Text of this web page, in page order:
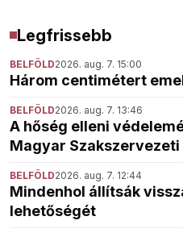
Legfrissebb
BELFÖLD2026. aug. 7. 15:00
Három centimétert
BELFÖLD2026. aug. 7. 13:46
A hőség elleni
Magyar Szakszervezeti
BELFÖLD2026. aug. 7. 12:44
Mindenhol állítsák
lehetőségét